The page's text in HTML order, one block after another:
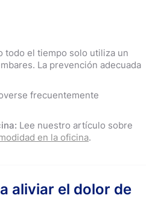
todo el tiempo solo utiliza un
La prevención adecuada
frecuentemente
Lee nuestro artículo sobre
en la oficina.
aliviar el dolor de